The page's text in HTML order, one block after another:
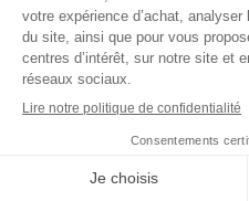
Bonnet Double